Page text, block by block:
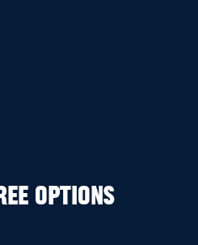
Options